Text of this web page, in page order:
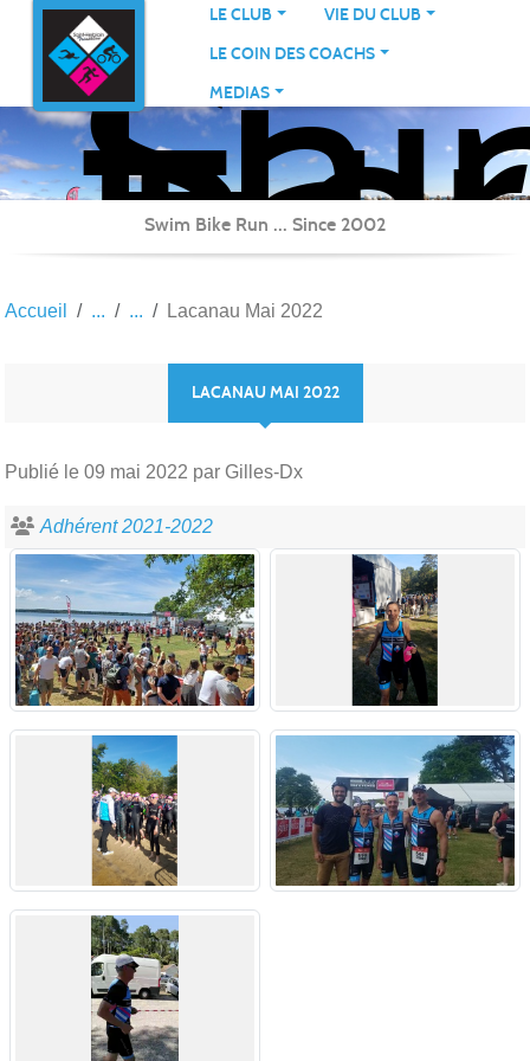
LE CLUB
VIE DU CLUB
LE COIN DES COACHS
MEDIAS
Swim Bike Run ... Since 2002
Accueil Lacanau Mai 2022
LACANAU MAI 2022
Publié le 09 mai 2022 par Gilles-Dx
Adhérent 2021-2022
Panneau de gestion des cookies